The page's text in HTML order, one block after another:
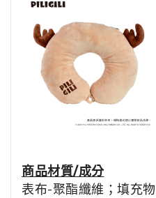
商品材質/成分
表布-聚酯纖維；填充物